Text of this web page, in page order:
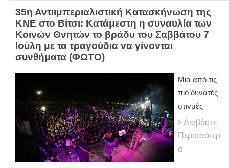
35η Αντιιμπεριαλιστική Κατασκήνωση της
ΚΝΕ στο Βίτσι: Κατάμεστη η συναυλία των
Κοινών Θνητών το βράδυ του Σαββάτου 7
Ιούλη με τα τραγούδια να γίνονται
συνθήματα (ΦΩΤΟ)
Μια από τις
πιο δυνατές
στιγμές
Διαβάστε
Περισσότερ
α